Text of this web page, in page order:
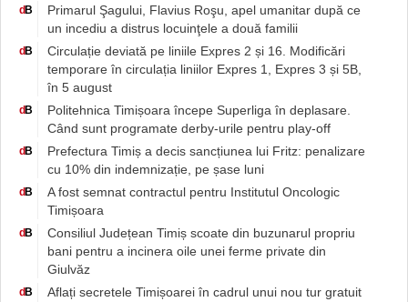
d B
Primarul Şagului, Flavius Roşu, apel umanitar după ce
un incediu a distrus locuinţele a două familii
d B
Circulație deviată pe liniile Expres 2 și 16. Modificări
temporare în circulația liniilor Expres 1, Expres 3 și 5B,
în 5 august
d B
Politehnica Timișoara începe Superliga în deplasare.
Când sunt programate derby-urile pentru play-off
d B
Prefectura Timiș a decis sancțiunea lui Fritz: penalizare
cu 10% din indemnizație, pe șase luni
d B
A fost semnat contractul pentru Institutul Oncologic
Timișoara
d B
Consiliul Județean Timiș scoate din buzunarul propriu
bani pentru a incinera oile unei ferme private din
Giulvăz
d B
Aflați secretele Timișoarei în cadrul unui nou tur gratuit